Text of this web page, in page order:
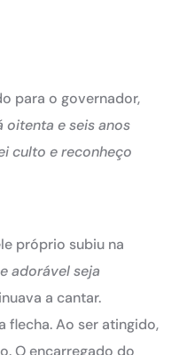
para o governador,
oitenta e seis anos
culto e reconheço
próprio subiu na
adorável seja
a cantar.
flecha. Ao ser atingido,
O encarregado do